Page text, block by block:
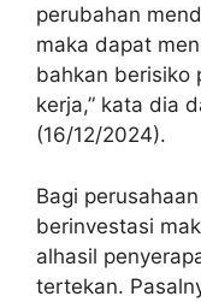
perubahan
maka dapat
bahkan berisiko
kerja,” kata dia
(16/12/2024).
Bagi
berinvestasi
alhasil
tertekan.